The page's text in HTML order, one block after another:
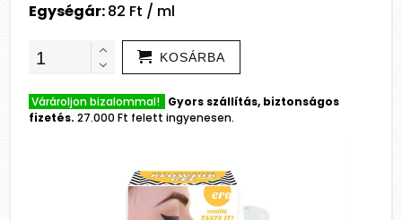
Egységár:82 Ft / ml
KOSÁRBA
Várároljon bizalommal! Gyors szállítás, biztonságos
fizetés. 27.000 Ft felett ingyenesen.